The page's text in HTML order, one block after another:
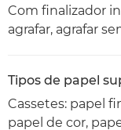
Com finalizador
agrafar, agrafar
Tipos de papel
Cassetes: papel
papel de cor,